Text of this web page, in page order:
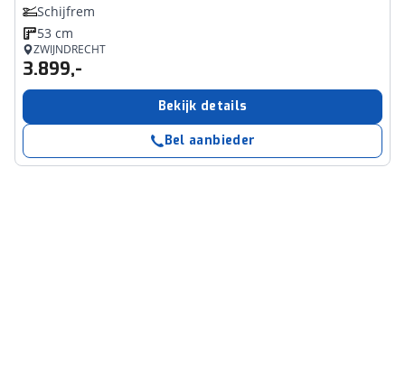
Schijfrem
53 cm
ZWIJNDRECHT
3.899,-
Bekijk details
Bel aanbieder